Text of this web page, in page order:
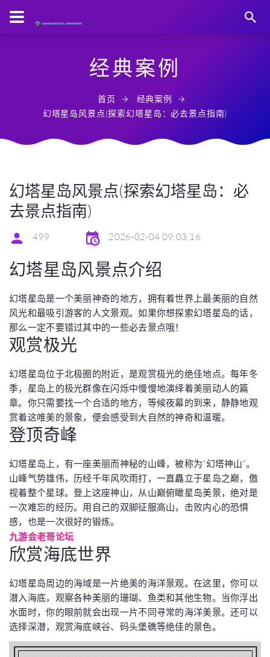
经典案例
首页
经典案例
幻塔星岛风景点(探索幻塔星岛：必去景点指南)
幻塔星岛风景点(探索幻塔星岛：必
去景点指南)
499 2026-02-04 09:03:16
幻塔星岛风景点介绍
幻塔星岛是一个美丽神奇的地方，拥有着世界上最美丽的自然
风光和最吸引游客的人文景观。如果你想探索幻塔星岛的话，
那么一定不要错过其中的一些必去景点哦！
观赏极光
幻塔星岛位于北极圈的附近，是观赏极光的绝佳地点。每年冬
季，星岛上的极光群像在闪烁中慢慢地演绎着美丽动人的篇
章。你只需要找一个合适的地方，等候夜幕的到来，静静地观
赏着这唯美的景象，便会感受到大自然的神奇和温暖。
登顶奇峰
幻塔星岛上，有一座美丽而神秘的山峰，被称为“幻塔神山”。
山峰气势雄伟，历经千年风吹雨打，一直矗立于星岛之巅，傲
视着整个星球。登上这座神山，从山巅俯瞰星岛美景，绝对是
一次难忘的经历。用自己的双脚征服高山，击败内心的恐惧
感，也是一次很好的锻炼。
九游会老哥论坛
欣赏海底世界
幻塔星岛周边的海域是一片绝美的海洋景观。在这里，你可以
潜入海底，观察各种美丽的珊瑚、鱼类和其他生物。当你浮出
水面时，你的眼前就会出现一片不同寻常的海洋美景。还可以
选择深潜，观赏海底峡谷、码头堡礁等绝佳的景色。